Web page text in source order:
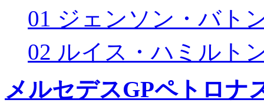
01 ジェンソン・バト
02 ルイス・ハミルト
メルセデスGPペトロナ